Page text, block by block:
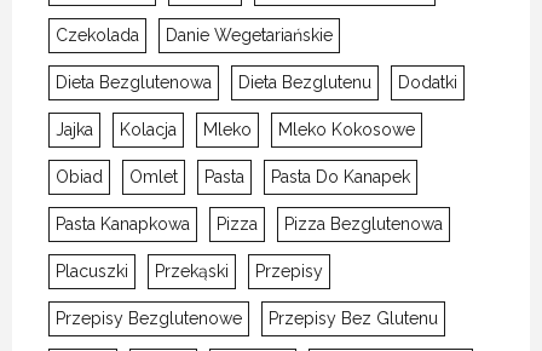
Czekolada Danie Wegetariańskie
Dieta Bezglutenowa Dieta Bezglutenu Dodatki
Jajka Kolacja Mleko Mleko Kokosowe
Obiad Omlet Pasta Pasta Do Kanapek
Pasta Kanapkowa Pizza Pizza Bezglutenowa
Placuszki Przekąski Przepisy
Przepisy Bezglutenowe Przepisy Bez Glutenu